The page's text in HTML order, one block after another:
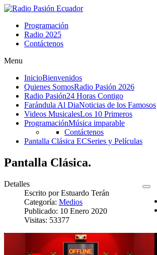
Programación
Radio 2025
Contáctenos
Menu
InicioBienvenidos
Quienes SomosRadio Pasión 2026
Radio Pasión24 Horas Contigo
Farándula Al DiaNoticias de los Famosos
Videos MusicalesLos 10 Primeros
ProgramaciónMúsica imparable
Contáctenos
Pantalla Clásica ECSeries y Películas
Pantalla Clásica.
Detalles
Escrito porEstuardo Terán
Categoría: Medios
Publicado: 10 Enero 2020
Visitas: 53377